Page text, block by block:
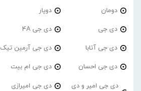
دومان دویار
دی جی دی جی 4A
دی جی آتابا دی جی آرمین تیک
دی جی احسان دی جی ام بیت
دی جی امیر و دی
دی جی امیرازی